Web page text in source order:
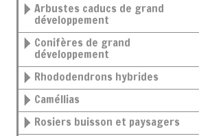
Arbustes caducs de grand
développement
Conifères de grand
développement
Rhododendrons hybrides
Caméllias
Rosiers buisson et paysagers